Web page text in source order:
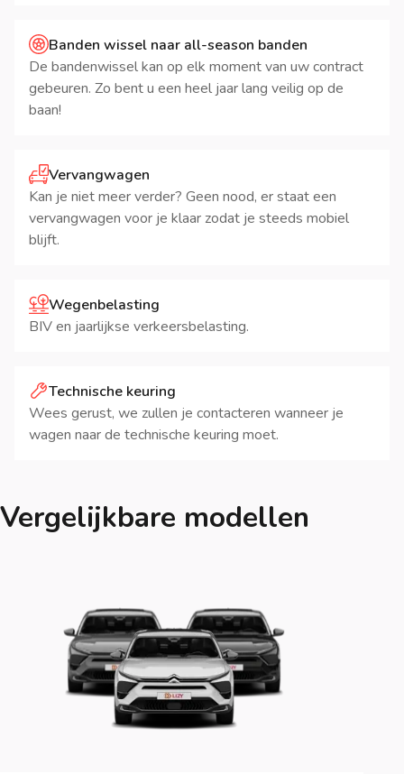
Vergelijkbare modellen
Banden wissel naar all-season banden
De bandenwissel kan op elk moment van uw contract
gebeuren. Zo bent u een heel jaar lang veilig op de
baan!
Vervangwagen
Kan je niet meer verder? Geen nood, er staat een
vervangwagen voor je klaar zodat je steeds mobiel
blijft.
Wegenbelasting
BIV en jaarlijkse verkeersbelasting.
Technische keuring
Wees gerust, we zullen je contacteren wanneer je
wagen naar de technische keuring moet.